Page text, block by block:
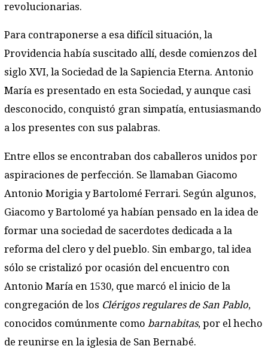
revolucionarias.
Para contraponerse a esa difícil situación, la
Providencia había suscitado allí, desde comienzos del
siglo XVI, la Sociedad de la Sapiencia Eterna. Antonio
María es presentado en esta Sociedad, y aunque casi
desconocido, conquistó gran simpatía, entusiasmando
a los presentes con sus palabras.
Entre ellos se encontraban dos caballeros unidos por
aspiraciones de perfección. Se llamaban Giacomo
Antonio Morigia y Bartolomé Ferrari. Según algunos,
Giacomo y Bartolomé ya habían pensado en la idea de
formar una sociedad de sacerdotes dedicada a la
reforma del clero y del pueblo. Sin embargo, tal idea
sólo se cristalizó por ocasión del encuentro con
Antonio María en 1530, que marcó el inicio de la
congregación de los Clérigos regulares de San Pablo,
conocidos comúnmente como barnabitas, por el hecho
de reunirse en la iglesia de San Bernabé.